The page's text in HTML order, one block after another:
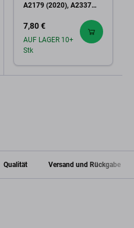
A2179 (2020), A2337
Logo (Space Gray)
7,80 €
AUF LAGER 10+
Stk
Qualität Versand und Rückgabe